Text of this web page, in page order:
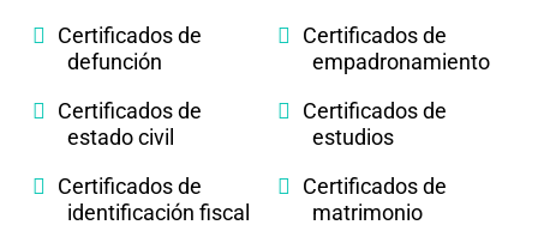
Certificados de
defunción
Certificados de
empadronamiento
Certificados de
estado civil
Certificados de
estudios
Certificados de
identificación fiscal
Certificados de
matrimonio